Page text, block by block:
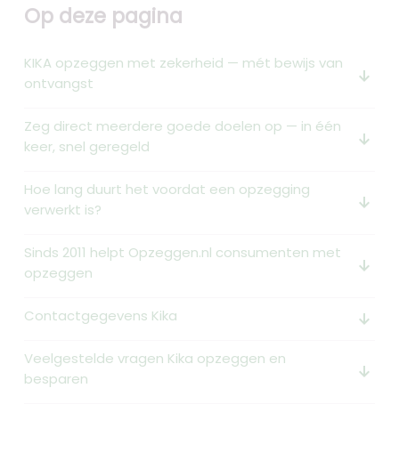
Op deze pagina
KIKA opzeggen met zekerheid — mét bewijs van
ontvangst
arrow_downward_alt
Zeg direct meerdere goede doelen op — in één
keer, snel geregeld
arrow_downward_alt
Hoe lang duurt het voordat een opzegging
verwerkt is?
arrow_downward_alt
Sinds 2011 helpt Opzeggen.nl consumenten met
opzeggen
arrow_downward_alt
Contactgegevens Kika arrow_downward_alt
Veelgestelde vragen Kika opzeggen en
besparen
arrow_downward_alt